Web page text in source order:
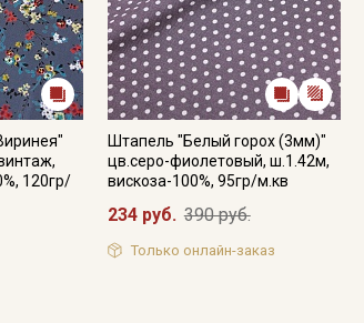
120гр/
Штапель "Белый горох (3мм)"
цв.серо-фиолетовый, ш.1.42м,
вискоза-100%, 95гр/м.кв
234 руб. 390 руб.
Только онлайн-заказ
информационных рассылок